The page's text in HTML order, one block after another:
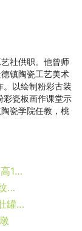
社供职。他曾师
镇陶瓷工艺美术
以绘制粉彩古装
彩瓷板画作课堂示
瓷学院任教，桃
RXAE02-A 青花花叶纹三足七口石榴瓶 高15.5直径15.5重量0.8KG
RZSX09-G 仿古脚踩泥釉里红底白凤凰纹笔筒香炉 高23.5直径23.5底径21重量4.45KG
RZSX87-D 仿古脚踩泥釉里红仙鹤纹大肚罐 高31直径28底径13重量3.9KG